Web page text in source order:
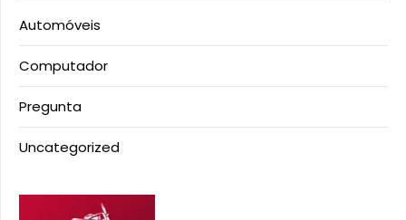
Automóveis
Computador
Pregunta
Uncategorized